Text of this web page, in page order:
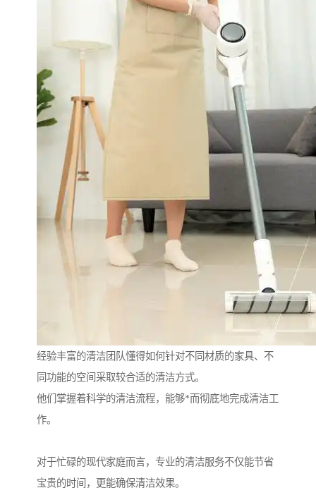
经验丰富的清洁团队懂得如何针对不同材质的家具、不
同功能的空间采取较合适的清洁方式。
他们掌握着科学的清洁流程，能够*而彻底地完成清洁工
作。
对于忙碌的现代家庭而言，专业的清洁服务不仅能节省
宝贵的时间，更能确保清洁效果。